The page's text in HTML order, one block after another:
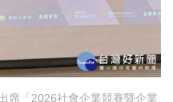
席「2026社會企業競賽暨企業